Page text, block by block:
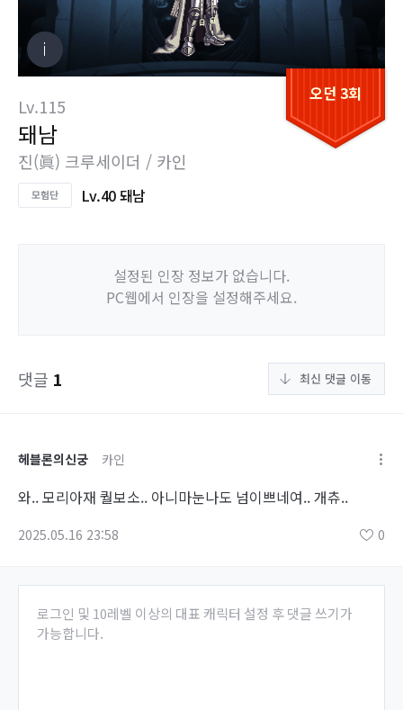
오던 3회
Lv.115
돼남
진(眞) 크루세이더 / 카인
Lv.40 돼남
설정된 인장 정보가 없습니다.
PC웹에서 인장을 설정해주세요.
댓글 1 최신 댓글 이동
헤블론의신궁 카인
와.. 모리아재 퀄보소.. 아니마눈나도 넘이쁘네여.. 개츄..
2025.05.16 23:58 0
로그인 및 10레벨 이상의 대표 캐릭터 설정 후 댓글 쓰기가
가능합니다.